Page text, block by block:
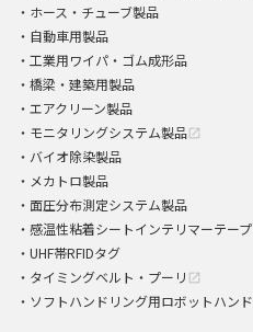
ホース・チューブ製品
自動車用製品
工業用ワイパ・ゴム成形品
橋梁・建築用製品
エアクリーン製品
モニタリングシステム製品 open_in_new
バイオ除染製品
メカトロ製品
面圧分布測定システム製品
感温性粘着シートインテリマーテープ
UHF帯RFIDタグ
タイミングベルト・プーリ open_in_new
ソフトハンドリング用ロボットハンド